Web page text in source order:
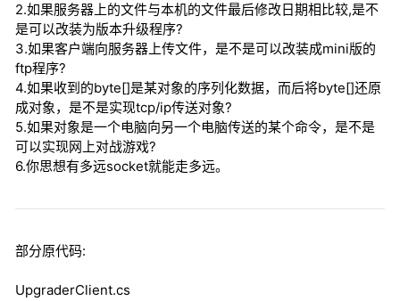
2.如果服务器上的文件与本机的文件最后修改日期相比较,是不
是可以改装为版本升级程序?
3.如果客户端向服务器上传文件，是不是可以改装成mini版的
ftp程序?
4.如果收到的byte[]是某对象的序列化数据，而后将byte[]还原
成对象，是不是实现tcp/ip传送对象?
5.如果对象是一个电脑向另一个电脑传送的某个命令，是不是
可以实现网上对战游戏?
6.你思想有多远socket就能走多远。
部分原代码:
UpgraderClient.cs